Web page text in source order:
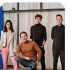
personnes en
quatre mois et
rendu invisible la
couche
publication-
attribution du